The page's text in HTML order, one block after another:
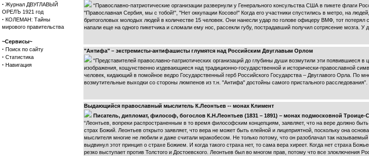
· Журнал ДВУГЛАВЫЙ
ОРЕЛЪ 1921 год
· КОЛЕМАН: Тайны
мирового правительства
~Сервисы~
· Поиск по сайту
· Статистика
· Навигация
“Православно-патриотические организации развернули у Генерального консульства США в пикете флаги
"Православная Сербия, мы с тобой!", "Нет оккупации Косово!" Когда его участники спустились в метро, на
бритоголовых молодых людей в количестве 15 человек. Они нанесли удар по голове офицеру ВМФ, тот потерял
напали еще на одного пикетчика и сломали ему нос, рассекли губу, пострадавший получил сотрясение мозга. У
"Антифа" – экстремисты-антифашисты глумятся над Российским Двуглавым Орлом
“Представителей православно-патриотических организаций до глубины души возмутили эти появившиеся
изображения, кощунственно издевающиеся над традиционно-государственной и исторически-православной
человек, кидающий в помойное ведро Государственный герб Российского Государства – Двуглавого Орла. По
возмутительные выходки со стороны люмпенов из т.н. "Антифа" достойны самого пристального расследования”.
Выдающийся православный мыслитель К.Леонтьев -- монах Климент
Писатель, дипломат, философ, богослов К.Н.Леонтьев (1831 – 1891) – монах подмосковной
“Леонтьев, вопреки распространенным в то время философским концепциям, заявляет, что на вере должно
страх Божий. Леонтьев открыто заявляет, что вера не может быть елейной и лицеприятной, поскольку она
мыслителя многие не любили и даже считали мракобесом. Не только потому, что он разоблачал так
выдвинул этот принцип о страхе Божием. И когда такого страха нет, то сама вера хиреет. Когда нет страха
резко выступает против Толстого и Достоевского. Леонтьев был во многом прав, потому что все злоключения